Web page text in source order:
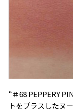
“＃68 PEPPERY
トをプラスしたヌ